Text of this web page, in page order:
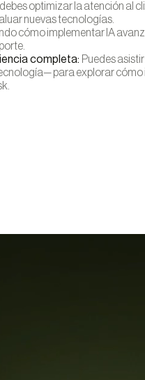
debes optimizar la atención al
nuevas tecnologías.
cómo implementar IA
completa: Puedes
para explorar cómo